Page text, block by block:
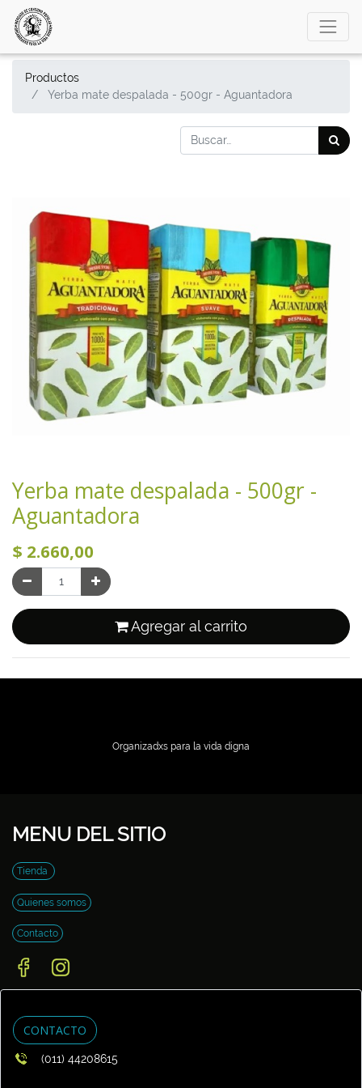
Productos
Yerba mate despalada - 500gr - Aguantadora
Yerba mate despalada - 500gr -
Aguantadora
$ 2.660,00
Agregar al carrito
Organizadxs para la vida digna
MENU DEL SITIO
Tienda
Quienes somos
Contacto
CONTACTO
(011) 44208615